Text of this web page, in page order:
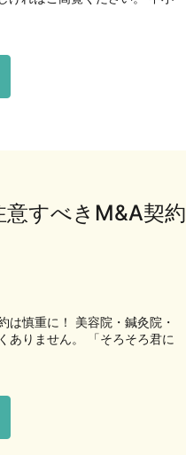
すべきM&A契約
は慎重に！ 美容院・鍼灸院・
ありません。 「そろそろ君に